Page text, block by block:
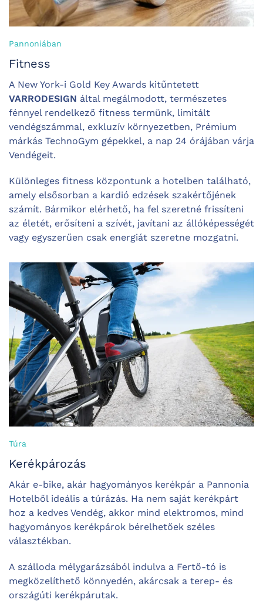
Pannoniában
Fitness
A New York-i Gold Key Awards kitűntetett
VARRODESIGN által megálmodott, természetes
fénnyel rendelkező fitness termünk, limitált
vendégszámmal, exkluzív környezetben, Prémium
márkás TechnoGym gépekkel, a nap 24 órájában várja
Vendégeit.
Különleges fitness központunk a hotelben található,
amely elsősorban a kardió edzések szakértőjének
számít. Bármikor elérhető, ha fel szeretné frissíteni
az életét, erősíteni a szívét, javítani az állóképességét
vagy egyszerűen csak energiát szeretne mozgatni.
Túra
Kerékpározás
Akár e-bike, akár hagyományos kerékpár a Pannonia
Hotelből ideális a túrázás. Ha nem saját kerékpárt
hoz a kedves Vendég, akkor mind elektromos, mind
hagyományos kerékpárok bérelhetőek széles
választékban.
A szálloda mélygarázsából indulva a Fertő-tó is
megközelíthető könnyedén, akárcsak a terep- és
országúti kerékpárutak.